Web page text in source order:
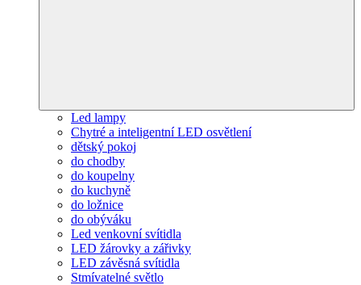
Led lampy
Chytré a inteligentní LED osvětlení
dětský pokoj
do chodby
do koupelny
do kuchyně
do ložnice
do obýváku
Led venkovní svítidla
LED žárovky a zářivky
LED závěsná svítidla
Stmívatelné světlo